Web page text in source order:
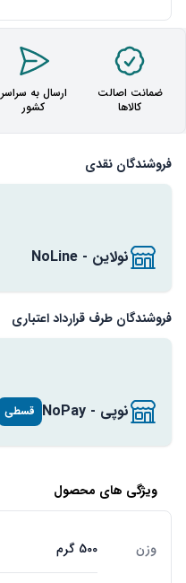
ضمانت اصالت
کالاها
ارسال به سراسر
کشور
فروشندگان نقدی
نولاین - NoLine
فروشندگان طرف قرارداد اعتباری
نوپی - NoPay قسطی
ویژگی های محصول
وزن 500 گرم